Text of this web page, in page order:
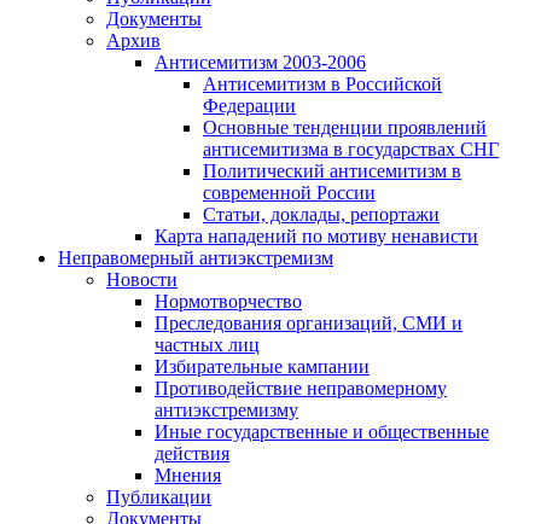
Документы
Архив
Антисемитизм 2003-2006
Антисемитизм в Российской
Федерации
Основные тенденции проявлений
антисемитизма в государствах СНГ
Политический антисемитизм в
современной России
Статьи, доклады, репортажи
Карта нападений по мотиву ненависти
Неправомерный антиэкстремизм
Новости
Нормотворчество
Преследования организаций, СМИ и
частных лиц
Избирательные кампании
Противодействие неправомерному
антиэкстремизму
Иные государственные и общественные
действия
Мнения
Публикации
Документы